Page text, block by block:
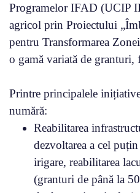
Programelor IFAD (UCIP
agricol prin Proiectului
pentru Transformarea
o gamă variată de
Printre principalele
numără:
Reabilitarea
dezvoltarea a cel
irigare, reabilitarea
(granturi de până la